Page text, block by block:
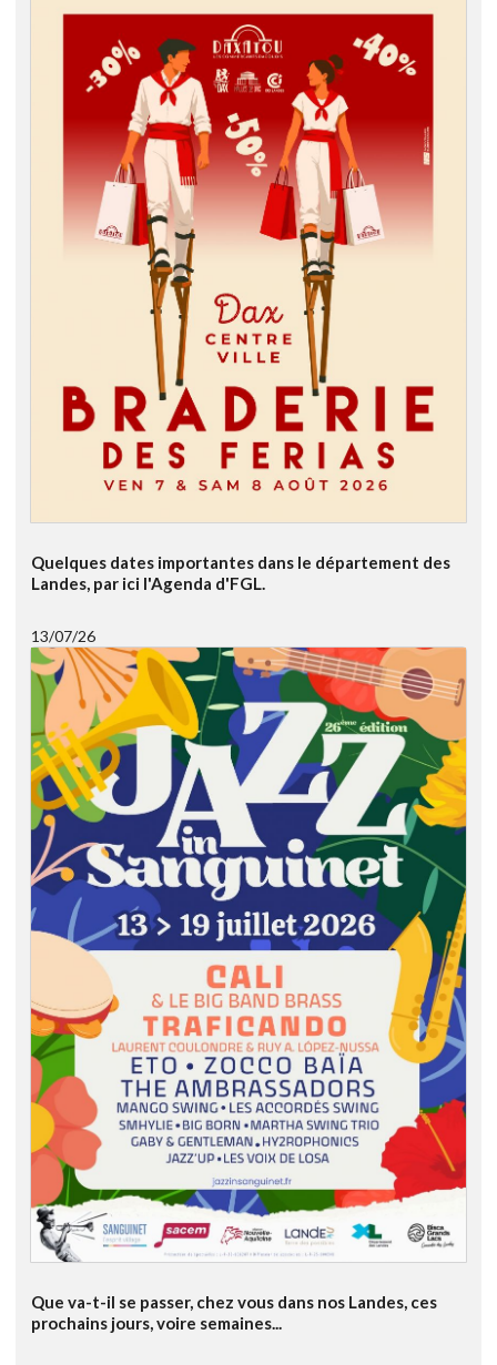
Quelques dates importantes dans le département des
Landes, par ici l'Agenda d'FGL.
13/07/26
Que va-t-il se passer, chez vous dans nos Landes, ces
prochains jours, voire semaines...